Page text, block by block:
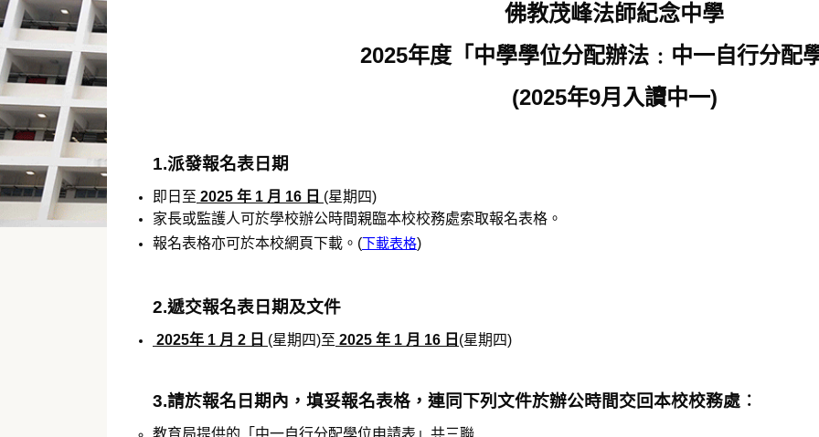
佛教茂峰法師紀念中學
2025年度「中學學位分配辦法﹕中一自行分配
(2025年9月入讀中一)
1.派發報名表日期
即日至 2025 年 1 月 16 日 (星期四)
家長或監護人可於學校辦公時間親臨本校校務處索取報名表格。
報名表格亦可於本校網頁下載。(下載表格)
2.遞交報名表日期及文件
2025年 1 月 2 日 (星期四)至 2025 年 1 月 16 日 (星期四)
3.請於報名日期內，填妥報名表格，連同下列文件於辦公時間交回本校校務處︰
教育局提供的「中一自行分配學位申請表」共三聯